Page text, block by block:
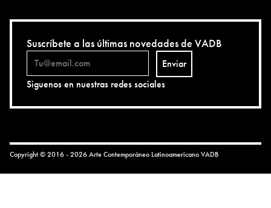
Suscríbete a las últimas novedades de VADB
Enviar
Siguenos en nuestras redes sociales
Copyright © 2016 - 2026 Arte Contemporáneo LatinoamericanoVADB